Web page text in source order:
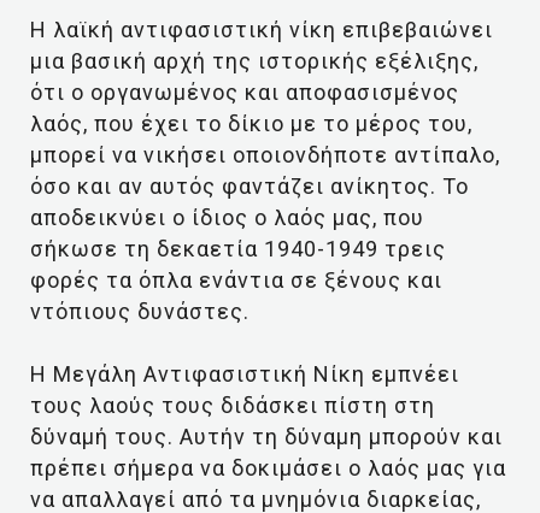
Η λαϊκή αντιφασιστική νίκη επιβεβαιώνει
μια βασική αρχή της ιστορικής εξέλιξης,
ότι ο οργανωμένος και αποφασισμένος
λαός, που έχει το δίκιο με το μέρος του,
μπορεί να νικήσει οποιονδήποτε αντίπαλο,
όσο και αν αυτός φαντάζει ανίκητος. Το
αποδεικνύει ο ίδιος ο λαός μας, που
σήκωσε τη δεκαετία 1940-1949 τρεις
φορές τα όπλα ενάντια σε ξένους και
ντόπιους δυνάστες.
Η Μεγάλη Αντιφασιστική Νίκη εμπνέει
τους λαούς τους διδάσκει πίστη στη
δύναμή τους. Αυτήν τη δύναμη μπορούν και
πρέπει σήμερα να δοκιμάσει ο λαός μας για
να απαλλαγεί από τα μνημόνια διαρκείας,